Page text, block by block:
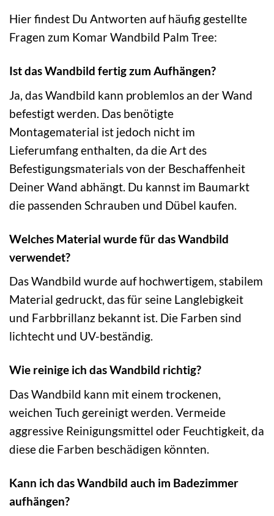
Hier findest Du Antworten auf häufig gestellte
Fragen zum Komar Wandbild Palm Tree:
Ist das Wandbild fertig zum Aufhängen?
Ja, das Wandbild kann problemlos an der Wand
befestigt werden. Das benötigte
Montagematerial ist jedoch nicht im
Lieferumfang enthalten, da die Art des
Befestigungsmaterials von der Beschaffenheit
Deiner Wand abhängt. Du kannst im Baumarkt
die passenden Schrauben und Dübel kaufen.
Welches Material wurde für das Wandbild
verwendet?
Das Wandbild wurde auf hochwertigem, stabilem
Material gedruckt, das für seine Langlebigkeit
und Farbbrillanz bekannt ist. Die Farben sind
lichtecht und UV-beständig.
Wie reinige ich das Wandbild richtig?
Das Wandbild kann mit einem trockenen,
weichen Tuch gereinigt werden. Vermeide
aggressive Reinigungsmittel oder Feuchtigkeit, da
diese die Farben beschädigen könnten.
Kann ich das Wandbild auch im Badezimmer
aufhängen?